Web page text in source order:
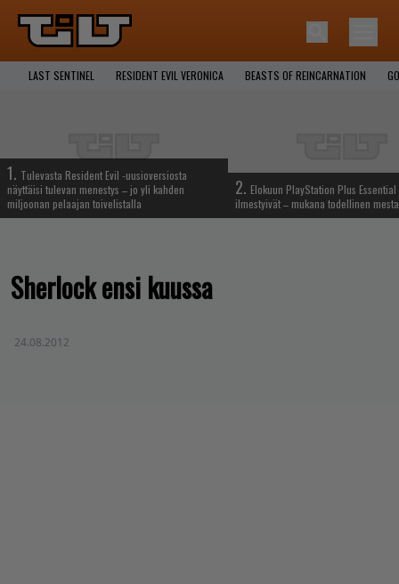
LAST SENTINEL RESIDENT EVIL VERONICA BEASTS OF REINCARNATION
1. Tulevasta Resident Evil -uusioversiosta
näyttäisi tulevan menestys – jo yli kahden
miljoonan pelaajan toivelistalla
2. Elokuun PlayStation Plus
ilmestyivät – mukana todellinen
Sherlock ensi kuussa
24.08.2012